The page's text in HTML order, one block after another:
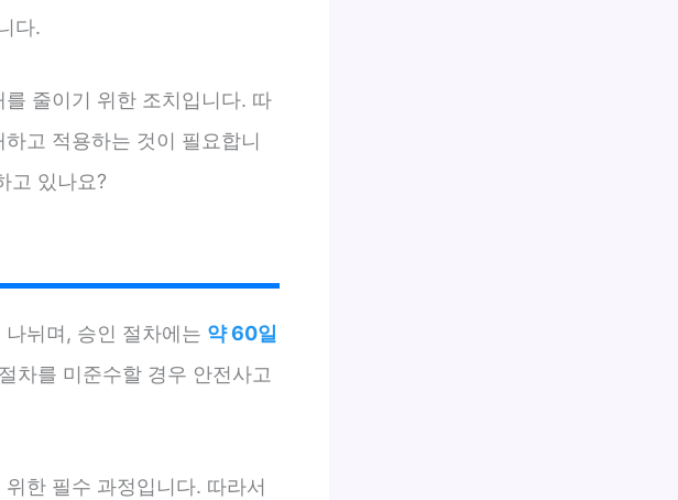
다.
줄이기 위한 조치입니다. 따
고 적용하는 것이 필요합니
고 있나요?
뉘며, 승인 절차에는 약 60일
차를 미준수할 경우 안전사고
한 필수 과정입니다. 따라서